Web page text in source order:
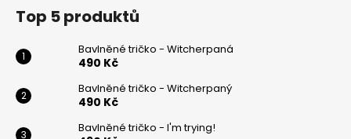
Top 5 produktů
Bavlněné tričko - Witcherpaná
490 Kč
Bavlněné tričko - Witcherpaný
490 Kč
Bavlněné tričko - I'm trying!